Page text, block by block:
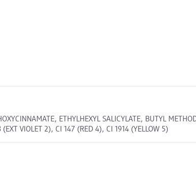
ETHYLHEXYL SALICYLATE, BUTYL
VIOLET 2), CI 147 (RED 4), CI 1914 (YELLOW 5)